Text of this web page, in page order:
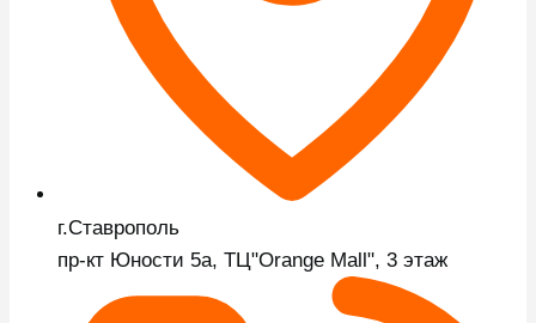
г.Ставрополь
пр-кт Юности 5а, ТЦ"Orange Mall", 3 этаж